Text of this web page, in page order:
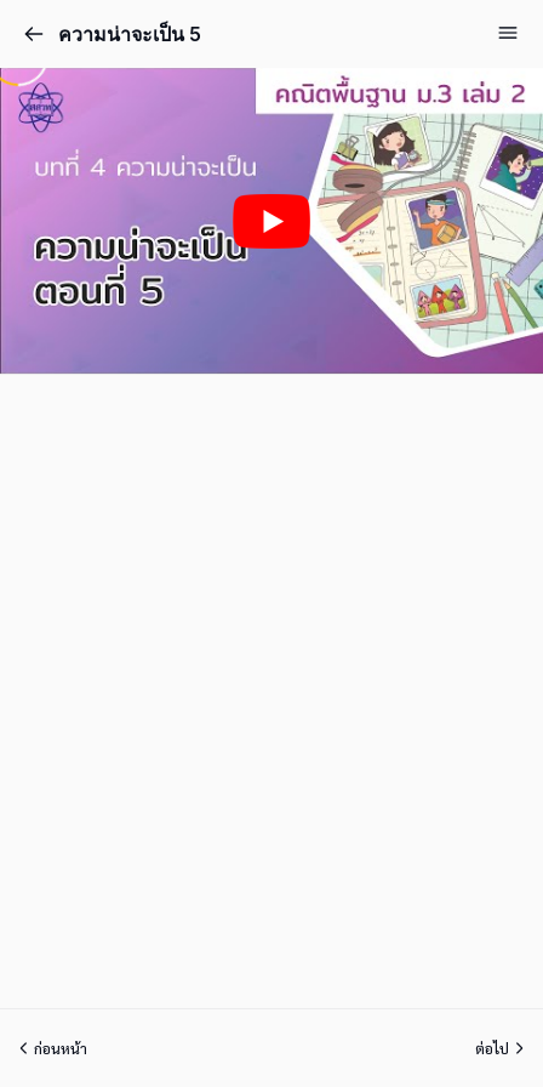
ความน่าจะเป็น 5
ก่อนหน้า ต่อไป